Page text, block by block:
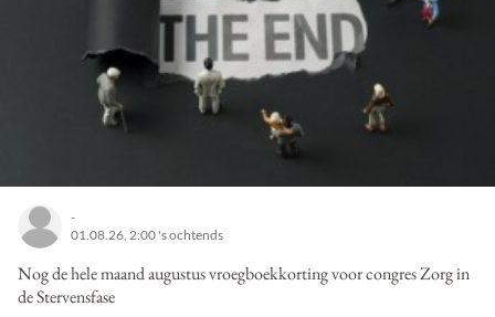
-
01.08.26, 2:00 's ochtends
Nog de hele maand augustus vroegboekkorting voor congres Zorg in
de Stervensfase